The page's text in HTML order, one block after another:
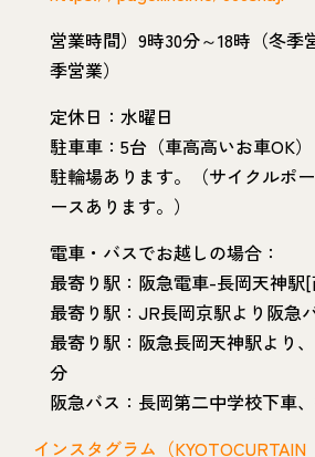
営業時間）9時30分～18時（冬季
季営業）
定休日：水曜日
駐車車：5台（車高高いお車OK）
駐輪場あります。（サイクルポ
ースあります。）
電車・バスでお越しの場合：
最寄り駅：阪急電車-長岡天神駅
最寄り駅：JR長岡京駅より阪急
最寄り駅：阪急長岡天神駅より
分
阪急バス：長岡第二中学校下車
インスタグラム（KYOTOCURTAIN